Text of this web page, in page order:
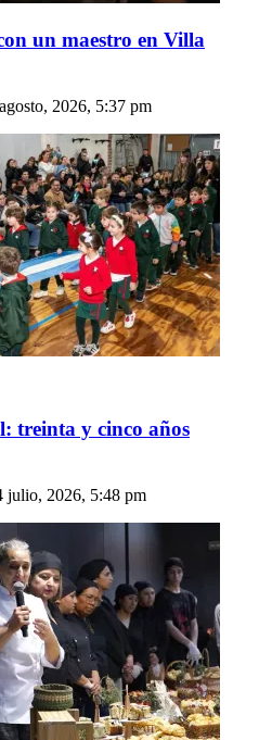
un maestro en Villa
2026, 5:37 pm
treinta y cinco años
julio, 2026, 5:48 pm